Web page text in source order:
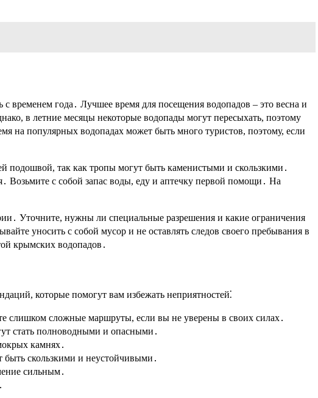
временем года․ Лучшее время для посещения водопадов – это весна и
в летние месяцы некоторые водопады могут пересыхать, поэтому
на популярных водопадах может быть много туристов, поэтому, если
подошвой, так как тропы могут быть каменистыми и скользкими․
Возьмите с собой запас воды, еду и аптечку первой помощи․ На
Уточните, нужны ли специальные разрешения и какие ограничения
уносить с собой мусор и не оставлять следов своего пребывания в
крымских водопадов․
которые помогут вам избежать неприятностей⁚
слишком сложные маршруты, если вы не уверены в своих силах․
стать полноводными и опасными․
камнях․
быть скользкими и неустойчивыми․
сильным․